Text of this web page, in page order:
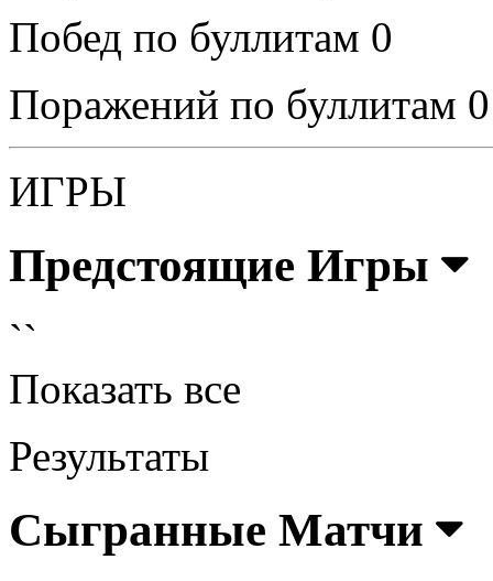
Побед по буллитам 0
Поражений по буллитам 0
ИГРЫ
Предстоящие Игры
``
Показать все
Результаты
Сыгранные Матчи